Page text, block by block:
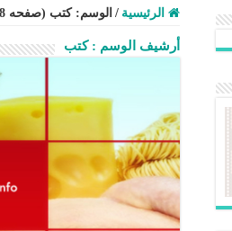
الرئيسية / الوسم:كتب (صفحه 28)
أرشيف الوسم :كتب